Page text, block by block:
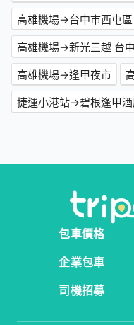
高雄機場→台中市西屯區
高雄機場→新光三越 台
高雄機場→逢甲夜市
捷運小港站→碧根逢甲
包車價格
企業包車
司機招募